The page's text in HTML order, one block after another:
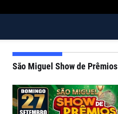
São Miguel Show de Prêmios